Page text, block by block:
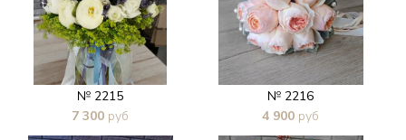
№ 2215
7 300 руб
№ 2216
4 900 руб